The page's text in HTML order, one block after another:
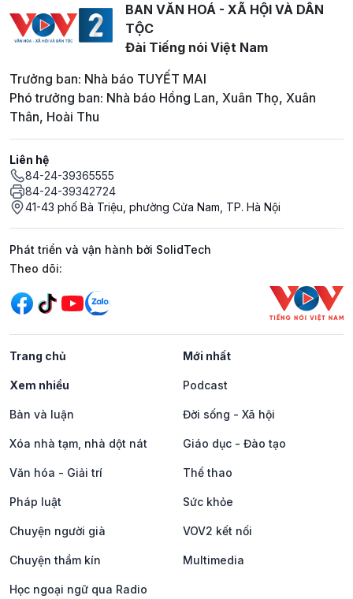
BAN VĂN HOÁ - XÃ HỘI VÀ DÂN
TỘC
Đài Tiếng nói Việt Nam
Trưởng ban: Nhà báo TUYẾT MAI
Phó trưởng ban: Nhà báo Hồng Lan, Xuân Thọ, Xuân
Thân, Hoài Thu
Liên hệ
84-24-39365555
84-24-39342724
41-43 phố Bà Triệu, phường Cửa Nam, TP. Hà Nội
Phát triển và vận hành bởi SolidTech
Mạng xã hội
Theo dõi:
Trang chủ Mới nhất
Xem nhiều Podcast
Bàn và luận Đời sống - Xã hội
Xóa nhà tạm, nhà dột nát Giáo dục - Đào tạo
Văn hóa - Giải trí Thể thao
Pháp luật Sức khỏe
Chuyện người già VOV2 kết nối
Chuyện thầm kín Multimedia
Học ngoại ngữ qua Radio